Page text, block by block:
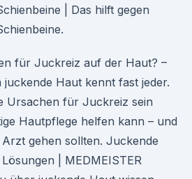
| Das hilft gegen
für Juckreiz auf der Haut? –
Haut kennt fast jeder.
Ursachen für Juckreiz sein
Hautpflege helfen kann – und
gehen sollten. Juckende
| MEDMEISTER